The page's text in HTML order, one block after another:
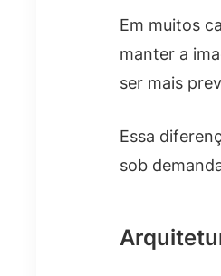
Em muitos
manter a
ser mais
Essa
sob